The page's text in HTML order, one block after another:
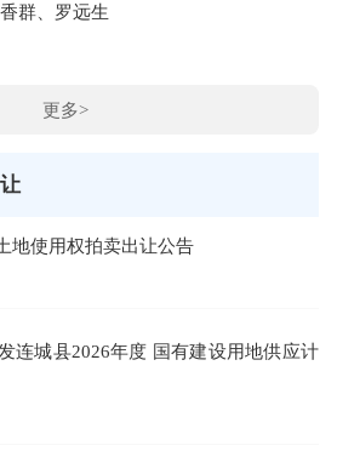
群、罗远生
更多>
地使用权拍卖出让公告
连城县2026年度 国有建设用地供应计